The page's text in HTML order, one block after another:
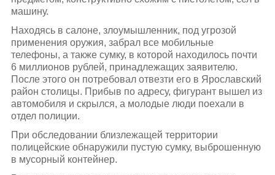
машину.
Находясь в салоне, злоумышленник, под угрозой
применения оружия, забрал все мобильные
телефоны, а также сумку, в которой находилось почти
6 миллионов рублей, принадлежащих заявителю.
После этого он потребовал отвезти его в Ярославский
район столицы. Прибыв по адресу, фигурант вышел из
автомобиля и скрылся, а молодые люди поехали в
отдел полиции.
При обследовании близлежащей территории
полицейские обнаружили пустую сумку, выброшенную
в мусорный контейнер.